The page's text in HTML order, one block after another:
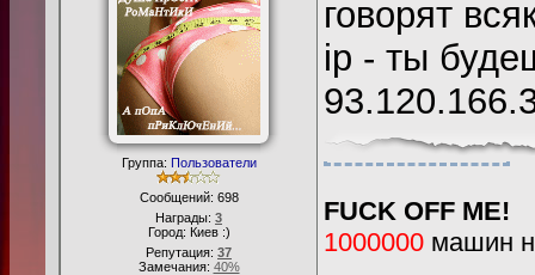
Группа: Пользователи
Сообщений: 698
Награды: 3
Город: Киев :)
Репутация: 37
Замечания: 40%
говорят
ip - ты
FUCK OFF ME!
1000000 машин